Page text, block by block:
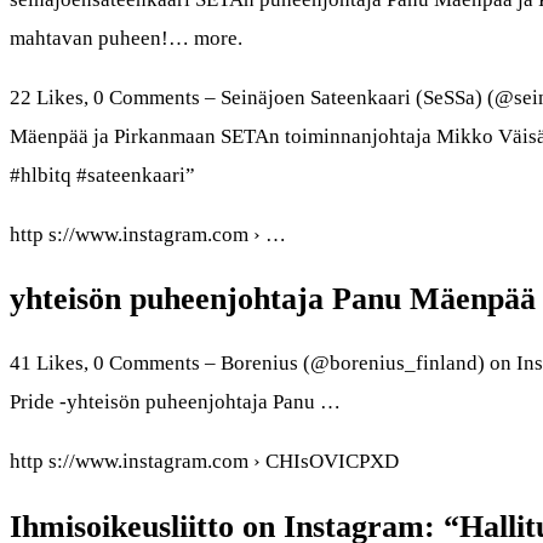
mahtavan puheen!… more.
22 Likes, 0 Comments – Seinäjoen Sateenkaari (SeSSa)
Mäenpää ja Pirkanmaan SETAn toiminnanjohtaja Mikko
#hlbitq #sateenkaari”
http s://www.instagram.com › …
yhteisön puheenjohtaja Panu
41 Likes, 0 Comments – Borenius (@borenius_finland) on
Pride -yhteisön puheenjohtaja Panu …
http s://www.instagram.com › CHIsOVICPXD
Ihmisoikeusliitto on Instagram: